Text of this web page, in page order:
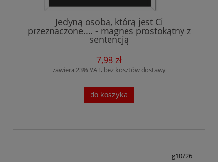
Jedyną osobą, którą jest Ci
przeznaczone.... - magnes prostokątny z
sentencją
7,98 zł
zawiera 23% VAT, bez kosztów dostawy
do koszyka
g10726